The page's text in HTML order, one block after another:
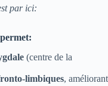
par ici:
(centre de la
limbiques, améliorant